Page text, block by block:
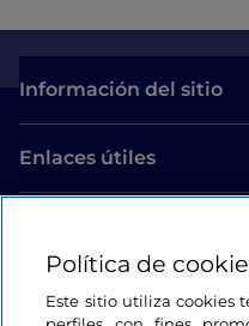
Información del sitio
Enlaces útiles
Estamos en contacto
Política de
Este sitio utiliza cookies